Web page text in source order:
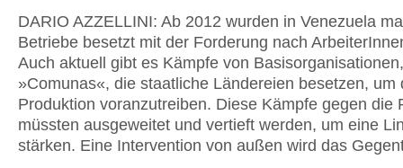
DARIO AZZELLINI: Ab 2012 wurden in Venezuela
Betriebe besetzt mit der Forderung nach
Auch aktuell gibt es Kämpfe von
»Comunas«, die staatliche Ländereien besetzen, um
Produktion voranzutreiben. Diese Kämpfe gegen die
müssten ausgeweitet und ver­tieft werden, um eine
stärken. Eine Intervention von außen wird das